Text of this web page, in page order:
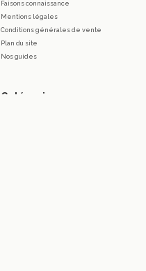
Faisons connaissance
Mentions légales
Conditions générales de vente
Plan du site
Nos guides
Catégories